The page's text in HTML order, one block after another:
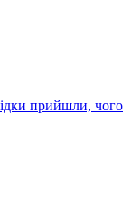
прийшли, чого